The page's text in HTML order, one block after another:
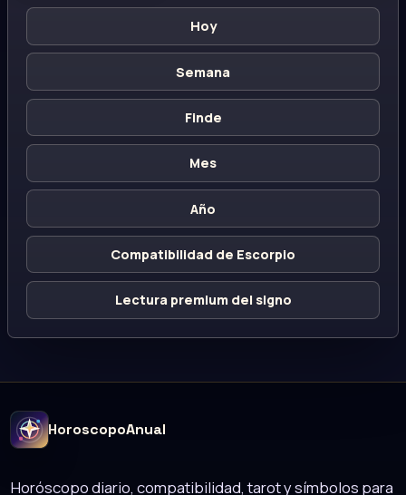
Hoy
Semana
Finde
Mes
Año
Compatibilidad de Escorpio
Lectura premium del signo
HoroscopoAnual
Horóscopo diario, compatibilidad, tarot y símbolos para